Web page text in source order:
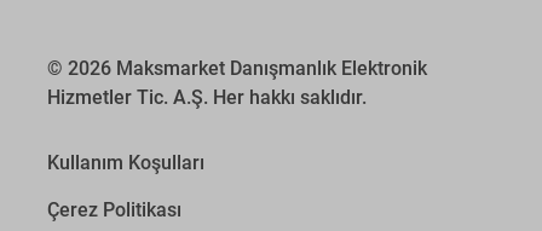
© 2026 Maksmarket Danışmanlık Elektronik
Hizmetler Tic. A.Ş. Her hakkı saklıdır.
Kullanım Koşulları
Çerez Politikası